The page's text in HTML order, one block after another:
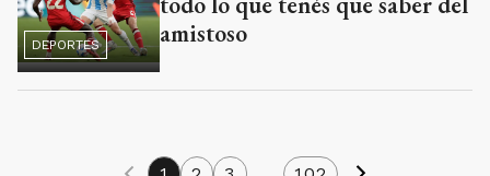
DEPORTES
amistoso